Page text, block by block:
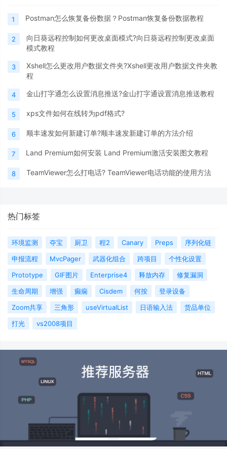
1 Postman怎么恢复备份数据？Postman恢复备份数据教程
2
向日葵远程控制如何更改桌面模式?向日葵远程控制更改桌面
模式教程
3
Xshell怎么更改用户数据文件夹?Xshell更改用户数据文件夹教
程
4 金山打字通怎么设置消息推送?金山打字通设置消息推送教程
5 xps文件如何在线转为pdf格式?
6 顺丰速发如何新建订单?顺丰速发新建订单的方法介绍
7 Land Premium如何安装 Land Premium激活安装图文教程
8 TeamViewer怎么打电话? TeamViewer电话功能的使用方法
热门标签
环境监测 夺宝 厨卫 程2 Canary Preps
序列化链
申报流程
MvcPager 武器化组合 跨项目
个性化设置
Prototype
GIF图片 Enterprise4 释放内存
修复漏洞
生命周期
增强 癫痫 Cisdem 何按
登录设备
Zoom共享
三角形 useVirtualList 日语输入法
货品单位
打光
vs2008项目